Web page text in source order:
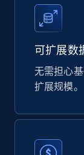
Naver
URL,
Discount
eCommerce
839+
可扩展数
无需担心
扩展规模。